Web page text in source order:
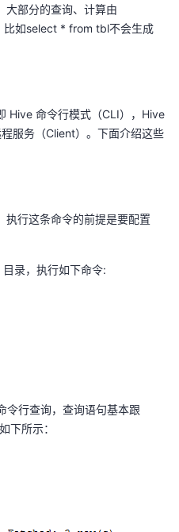
大部分的查询、计算由
比如select * from tbl不会生成
Hive 命令行模式（CLI），Hive
服务（Client）。下面介绍这些
执行这条命令的前提是要配置
录，执行如下命令:
令行查询，查询语句基本跟
下所示：